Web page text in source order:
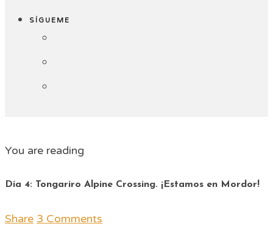
SÍGUEME
You are reading
Día 4: Tongariro Alpine Crossing. ¡Estamos en Mordor!
Share 3 Comments